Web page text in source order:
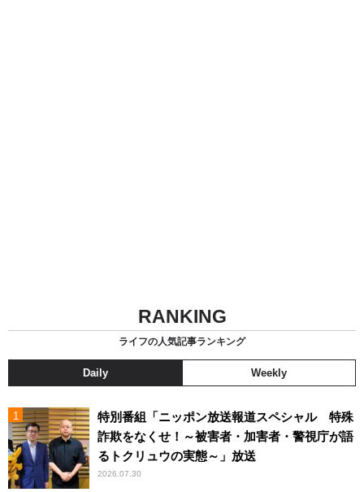
RANKING
ライフの人気記事ランキング
Daily Weekly
特別番組「ニッポン放送報道スペシャル 特殊
詐欺をなくせ！～被害者・加害者・警視庁が語
るトクリュウの実態～」放送
2026.07.30